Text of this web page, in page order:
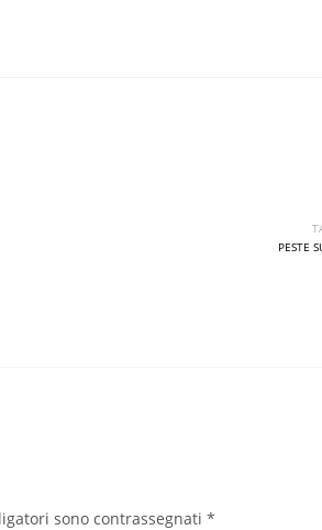
PESTE
sono contrassegnati *